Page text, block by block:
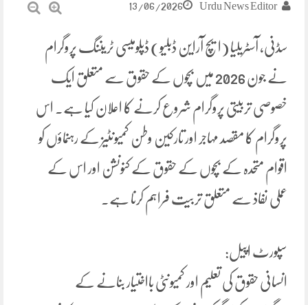
Urdu News Editor
13/06/2026
سڈنی، آسٹریلیا (ایچ آراین ڈبلیو) ڈپلومیسی ٹریننگ پروگرام
نے جون 2026 میں بچوں کے حقوق سے متعلق ایک
خصوصی تربیتی پروگرام شروع کرنے کا اعلان کیا ہے۔ اس
پروگرام کا مقصد مہاجر اور تارکین وطن کمیونٹیز کے رہنماؤں کو
اقوام متحدہ کے بچوں کے حقوق کے کنونشن اور اس کے
عملی نفاذ سے متعلق تربیت فراہم کرنا ہے۔
سپورٹ اپیل:
انسانی حقوق کی تعلیم اور کمیونٹی بااختیار بنانے کے